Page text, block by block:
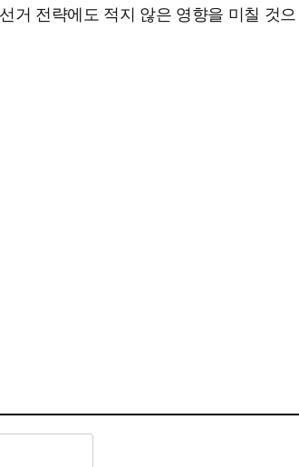
거 전략에도 적지 않은 영향을 미칠 것으